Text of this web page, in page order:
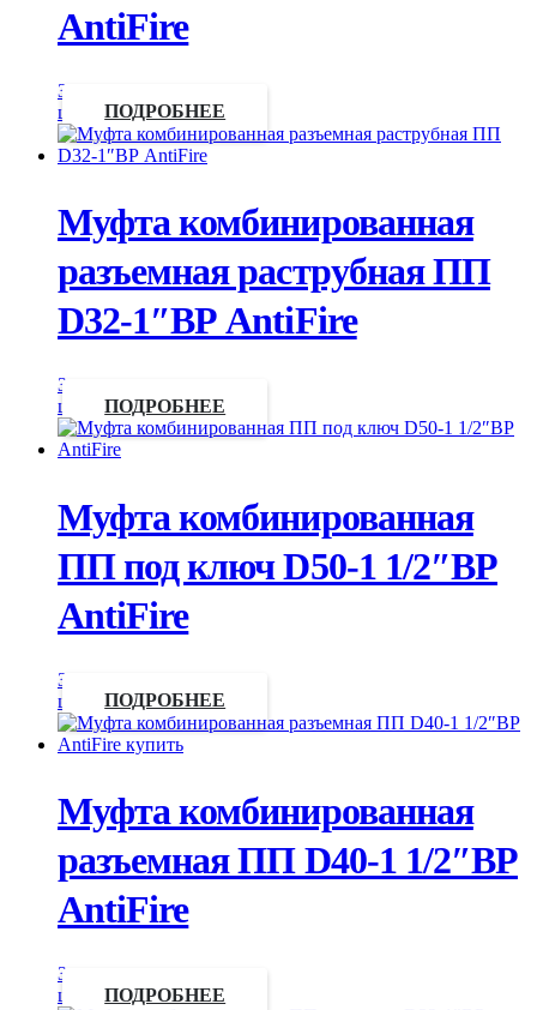
AntiFire
Запросить
цену
ПОДРОБНЕЕ
Муфта комбинированная
разъемная раструбная ПП
D32-1″ВР AntiFire
Запросить
цену
ПОДРОБНЕЕ
Муфта комбинированная
ПП под ключ D50-1 1/2″ВР
AntiFire
Запросить
цену
ПОДРОБНЕЕ
Муфта комбинированная
разъемная ПП D40-1 1/2″ВР
AntiFire
Запросить
цену
ПОДРОБНЕЕ